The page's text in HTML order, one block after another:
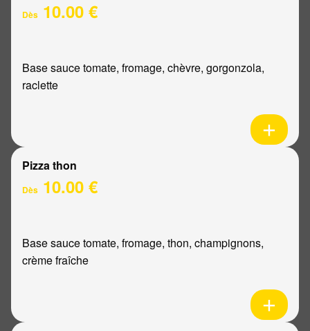
Dès 10.00 €
Base sauce tomate, fromage, chèvre, gorgonzola,
raclette
Pizza thon
Dès 10.00 €
Base sauce tomate, fromage, thon, champignons,
crème fraîche